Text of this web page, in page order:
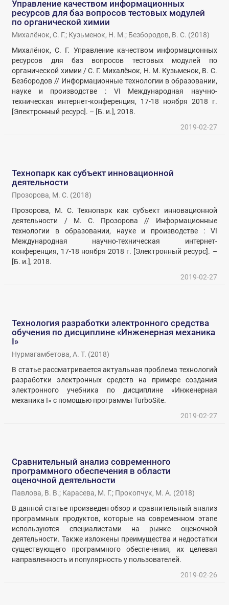
Управление качеством информационных
ресурсов для баз вопросов тестовых модулей
по органической химии
Михалёнок, С. Г.; Кузьменок, Н. М.; Безбородов, В. С. (2018)
Михалёнок, С. Г. Управление качеством информационных
ресурсов для баз вопросов тестовых модулей по
органической химии / С. Г. Михалёнок, Н. М. Кузьменок, В. С.
Безбородов // Информационные технологии в образовании,
науке и производстве : VI Международная научно-
техническая интернет-конференция, 17-18 ноября 2018 г.
[Электронный ресурс]. – [Б. и.], 2018.
2019-02-27
Технопарк как субъект инновационной
деятельности
Прозорова, М. С. (2018)
Прозорова, М. С. Технопарк как субъект инновационной
деятельности / М. С. Прозорова // Информационные
технологии в образовании, науке и производстве : VI
Международная научно-техническая интернет-
конференция, 17-18 ноября 2018 г. [Электронный ресурс]. –
[Б. и.], 2018.
2019-02-27
Технология разработки электронного средства
обучения по дисциплине «Инженерная механика
I»
Нурмагамбетова, А. Т. (2018)
В статье рассматривается актуальная проблема технологий
разработки электронных средств на примере создания
электронного учебника по дисциплине «Инженерная
механика I» с помощью программы TurboSite.
2019-02-27
Сравнительный анализ современного
программного обеспечения в области
оценочной деятельности
Павлова, В. В.; Карасева, М. Г.; Прокопчук, М. А. (2018)
В данной статье произведен обзор и сравнительный анализ
программных продуктов, которые на современном этапе
используются специалистами на рынке оценочной
деятельности. Также изложены преимущества и недостатки
существующего программного обеспечения, их целевая
направленность и популярность у пользователей.
2019-02-26